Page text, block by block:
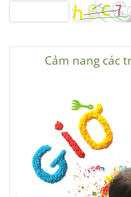
Cảm nang các